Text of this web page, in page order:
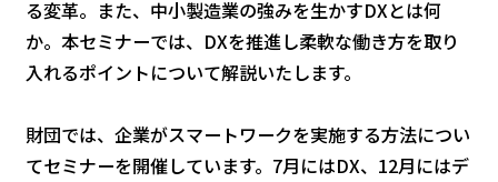
る変革。また、中小製造業の強みを生かすDXとは何
か。本セミナーでは、DXを推進し柔軟な働き方を取り
入れるポイントについて解説いたします。
財団では、企業がスマートワークを実施する方法につい
てセミナーを開催しています。7月にはDX、12月にはデ